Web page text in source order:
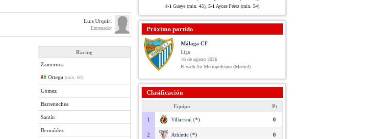
Luis Urquiri
Entrenador
Racing
Zamoruca
Ortega (min. 60)
Gómez
Barrenechea
Santín
Bermúdez
4-1 Gueye (min. 45), 5-1 Ayoze Pérez (min. 54)
Próximo partido
Málaga CF
Liga
16 de agosto 2026
Riyadh Air Metropolitano (Madrid)
Clasificación
Equipo Pt
1 Villarreal (*) 0
2 Athletic (*) 0